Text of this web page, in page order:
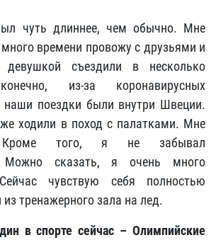
чуть длиннее, чем обычно. Мне
много времени провожу с друзьями и
съездили в несколько
из-за коронавирусных
наши поездки были внутри Швеции.
ходили в поход с палатками. Мне
Кроме того, я не забывал
Можно сказать, я очень много
чувствую себя полностью
тренажерного зала на лед.
в спорте сейчас – Олимпийские